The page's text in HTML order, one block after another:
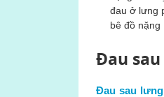
đau ở lưng
bê đồ nặng
Đau
Đau sau